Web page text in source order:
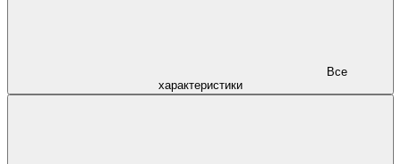
характеристики